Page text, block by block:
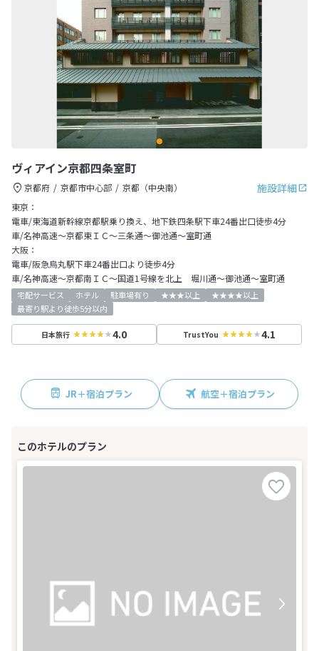
ヴィアイン京都四条室町
施設詳細
京都府 京都市中心部
京都（中央南）
東京：
電車/東海道新幹線京都駅乗り換え、地下鉄四条駅下車24番出口徒歩4分
車/名神高速～京都東ＩＣ～三条通～御池通～室町通
大阪：
電車/阪急烏丸駅下車24番出口より徒歩4分
車/名神高速～京都南ＩＣ～国道1号線を北上 堀川通～御池通～室町通
宅配サービス ホテル 駐車場有り ★★★以上
★★★★以上
最寄り駅より徒歩5分以内
日本旅行 4.0 TrustYou 4.1
JR＋宿泊プラン 航空＋宿泊プラン